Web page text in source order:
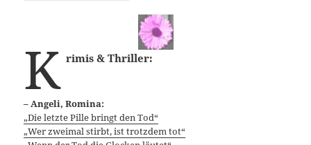
K rimis & Thriller:
– Angeli, Romina:
„Die letzte Pille bringt den Tod“
„Wer zweimal stirbt, ist trotzdem tot“